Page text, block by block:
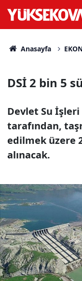
Anasayfa
DSİ 2 bin 5
Devlet Su
tarafından,
edilmek üzere
alınacak.